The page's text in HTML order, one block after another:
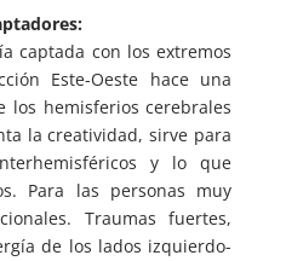
captada con los extremos
Este-Oeste hace una
los hemisferios cerebrales
la creatividad, sirve para
y lo que
Para las personas muy
Traumas fuertes,
de los lados izquierdo-